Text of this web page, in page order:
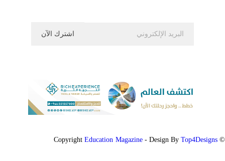
© Copyright
Education Magazine - Design By Top4Designs